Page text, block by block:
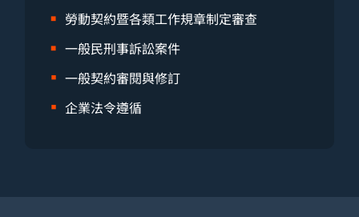
勞動契約暨各類工作規章制定審查
一般民刑事訴訟案件
一般契約審閱與修訂
企業法令遵循